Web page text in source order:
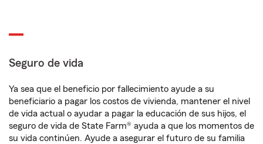
Seguro de vida
Ya sea que el beneficio por fallecimiento ayude a su
beneficiario a pagar los costos de vivienda, mantener el nivel
de vida actual o ayudar a pagar la educación de sus hijos, el
seguro de vida de State Farm® ayuda a que los momentos de
su vida continúen. Ayude a asegurar el futuro de su familia